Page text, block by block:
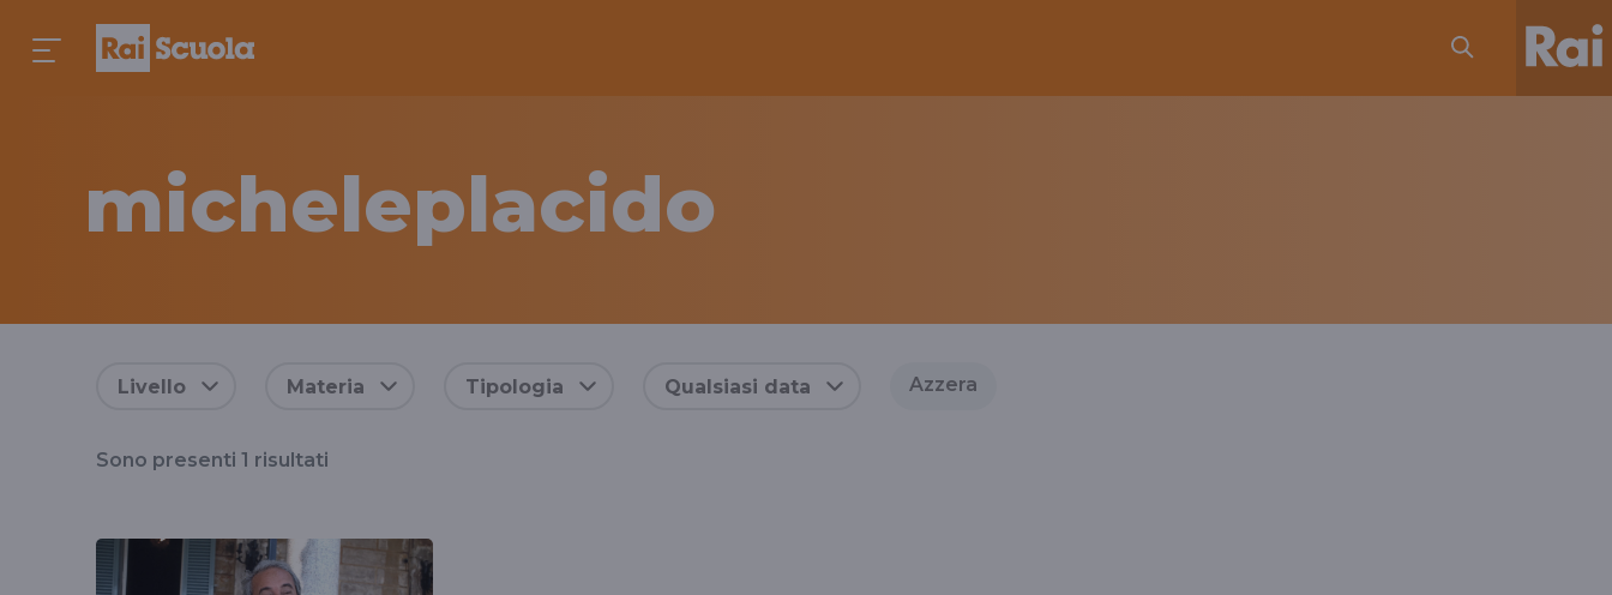
micheleplacido
tag
Livello Materia Tipologia Qualsiasi data Azzera
Sono presenti 1 risultati